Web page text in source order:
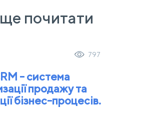
почитати
797
- система
продажу та
бізнес-процесів.